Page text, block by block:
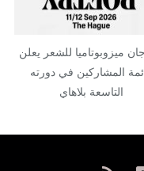
ميزوبوتاميا للشعر يعلن
المشاركين في دورته
التاسعة بلاهاي